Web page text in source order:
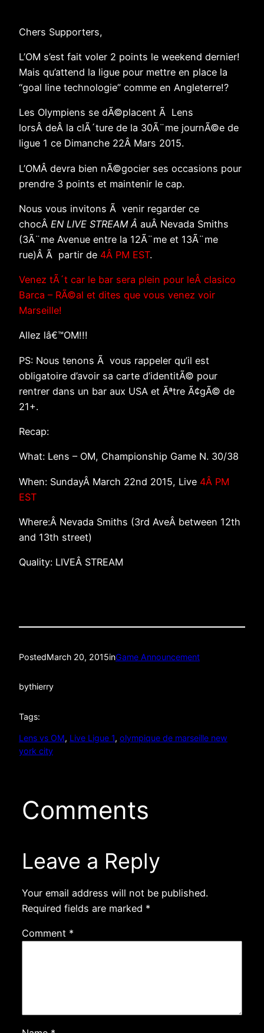
Chers Supporters,
L’OM s’est fait voler 2 points le weekend dernier!
Mais qu’attend la ligue pour mettre en place la
“goal line technologie” comme en Angleterre!?
Les Olympiens se dÃ©placent Ã Lens
lorsÂ deÂ la clÃ´ture de la 30Ã¨me journÃ©e de
ligue 1 ce Dimanche 22Â Mars 2015.
L’OMÂ devra bien nÃ©gocier ses occasions pour
prendre 3 points et maintenir le cap.
Nous vous invitons Ã venir regarder ce
chocÂ EN LIVE STREAM Â auÂ Nevada Smiths
(3Ã¨me Avenue entre la 12Ã¨me et 13Ã¨me
rue)Â Ã partir de 4Â PM EST.
Venez tÃ´t car le bar sera plein pour leÂ clasico
Barca – RÃ©al et dites que vous venez voir
Marseille!
Allez lâ€™OM!!!
PS: Nous tenons Ã vous rappeler qu’il est
obligatoire d’avoir sa carte d’identitÃ© pour
rentrer dans un bar aux USA et Ãªtre Ã¢gÃ© de
21+.
Recap:
What: Lens – OM, Championship Game N. 30/38
When: SundayÂ March 22nd 2015, Live 4Â PM
EST
Where:Â Nevada Smiths (3rd AveÂ between 12th
and 13th street)
Quality: LIVEÂ STREAM
PostedMarch 20, 2015inGame Announcement
bythierry
Tags:
Lens vs OM, Live Ligue 1, olympique de marseille new
york city
Comments
Leave a Reply
Your email address will not be published.
Required fields are marked *
Comment *